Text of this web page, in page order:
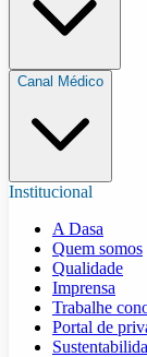
Canal Médico
Institucional
A Dasa
Quem somos
Qualidade
Imprensa
Trabalhe
Portal de